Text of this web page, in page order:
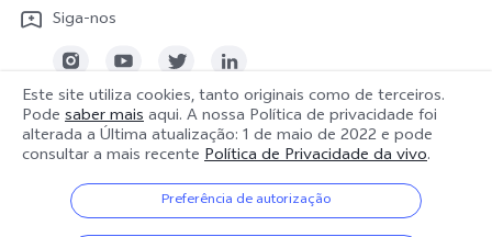
Siga-nos
Portugal | Selecionar país/região
© 2026 vivo Mobile Communication Co., Ltd. Todos os direitos
Este site utiliza cookies, tanto originais como de terceiros.
Pode saber maisaqui. A nossa Política de privacidade foi
alterada a Última atualização: 1 de maio de 2022 e pode
consultar a mais recente Política de Privacidade da vivo.
Preferência de autorização